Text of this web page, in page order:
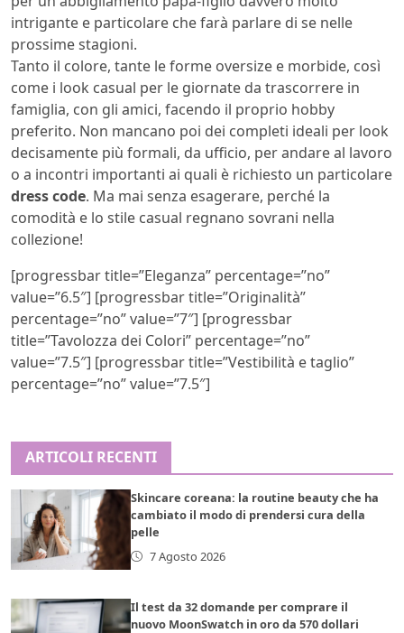
intrigante e particolare che farà parlare di se nelle
prossime stagioni.
Tanto il colore, tante le forme oversize e morbide, così
come i look casual per le giornate da trascorrere in
famiglia, con gli amici, facendo il proprio hobby
preferito. Non mancano poi dei completi ideali per look
decisamente più formali, da ufficio, per andare al lavoro
o a incontri importanti ai quali è richiesto un particolare
dress code. Ma mai senza esagerare, perché la
comodità e lo stile casual regnano sovrani nella
collezione!
[progressbar title=”Eleganza” percentage=”no”
value=”6.5″] [progressbar title=”Originalità”
percentage=”no” value=”7″] [progressbar
title=”Tavolozza dei Colori” percentage=”no”
value=”7.5″] [progressbar title=”Vestibilità e taglio”
percentage=”no” value=”7.5″]
ARTICOLI RECENTI
Skincare coreana: la routine beauty che ha
cambiato il modo di prendersi cura della
pelle
7 Agosto 2026
Il test da 32 domande per comprare il
nuovo MoonSwatch in oro da 570 dollari